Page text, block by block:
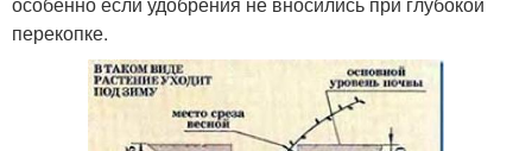
перекопке.